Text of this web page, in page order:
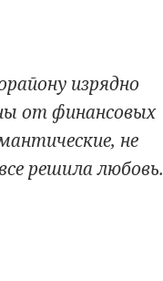
изрядно
от финансовых
не
решила любовь.